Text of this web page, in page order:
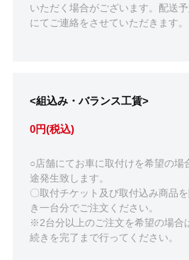
いただく場合がございます。配送
にてご連絡をさせていただきます。
<組込み・バランス工賃>
0円(税込)
○店舗にてお車に取付けを希望の場
途発生致します。
〇取付チケット及び取付込み商品
き一台分でご注文ください。
※2台分以上のご注文を希望の場合
続きを完了まで行ってください。